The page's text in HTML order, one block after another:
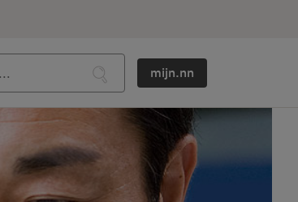
mijn.nn